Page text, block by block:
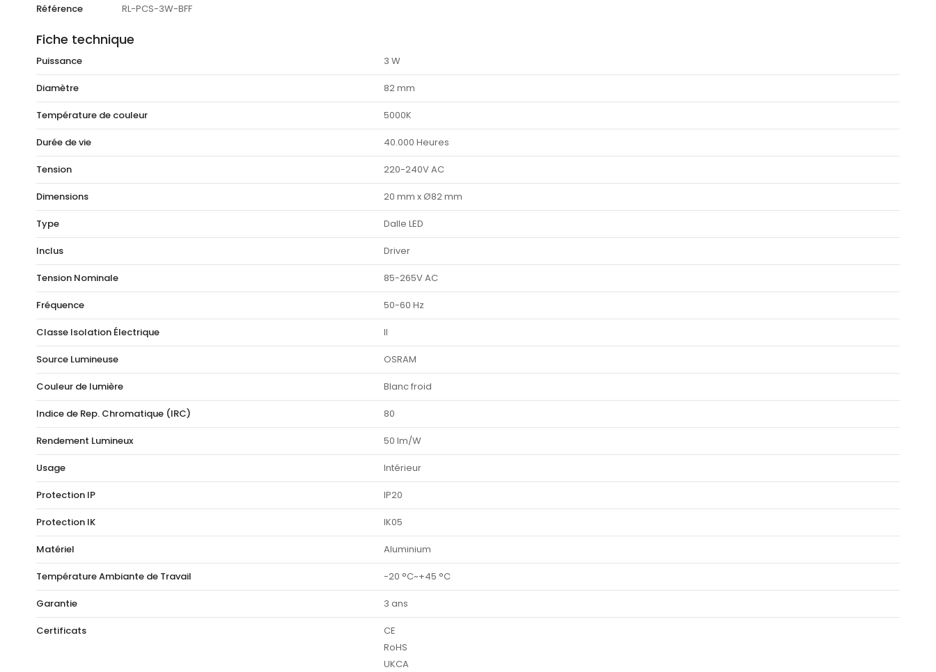
Référence
RL-PCS-3W-BFF
Fiche technique
Puissance 3 W
Diamètre 82 mm
Température de couleur 5000K
Durée de vie 40.000 Heures
Tension 220-240V AC
Dimensions 20 mm x Ø82 mm
Type Dalle LED
Inclus Driver
Tension Nominale 85-265V AC
Fréquence 50-60 Hz
Classe Isolation Électrique II
Source Lumineuse OSRAM
Couleur de lumière Blanc froid
Indice de Rep. Chromatique (IRC) 80
Rendement Lumineux 50 lm/W
Usage Intérieur
Protection IP IP20
Protection IK IK05
Matériel Aluminium
Température Ambiante de Travail -20 °C~+45 °C
Garantie 3 ans
Certificats
CE
RoHS
UKCA